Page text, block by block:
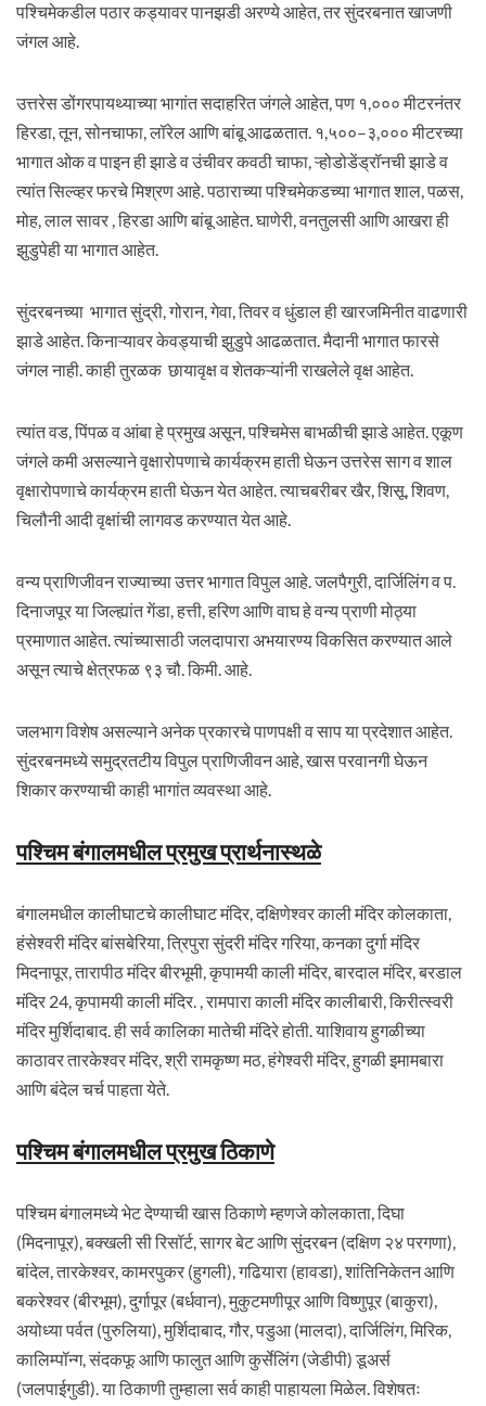
पश्चिमेकडील पठार कड्यावर पानझडी अरण्ये आहेत, तर सुंदरबनात खाजणी
जंगल आहे.
उत्तरेस डोंगरपायथ्याच्या भागांत सदाहरित जंगले आहेत, पण १,००० मीटरनंतर
हिरडा, तून, सोनचाफा, लॉरेल आणि बांबू आढळतात. १,५००–३,००० मीटरच्या
भागात ओक व पाइन ही झाडे व उंचीवर कवठी चाफा, ऱ्‍होडोडेंड्रॉनची झाडे व
त्यांत सिल्व्हर फरचे मिश्रण आहे. पठाराच्या पश्चिमेकडच्या भागात शाल, पळस,
मोह, लाल सावर , हिरडा आणि बांबू आहेत. घाणेरी, वनतुलसी आणि आखरा ही
झुडुपेही या भागात आहेत.
सुंदरबनच्या भागात सुंद्री, गोरान, गेवा, तिवर व धुंडाल ही खारजमिनीत वाढणारी
झाडे आहेत. किनाऱ्‍यावर केवड्याची झुडुपे आढळतात. मैदानी भागात फारसे
जंगल नाही. काही तुरळक छायावृक्ष व शेतकऱ्‍यांनी राखलेले वृक्ष आहेत.
त्यांत वड, पिंपळ व आंबा हे प्रमुख असून, पश्चिमेस बाभळीची झाडे आहेत. एकूण
जंगले कमी असल्याने वृक्षारोपणाचे कार्यक्रम हाती घेऊन उत्तरेस साग व शाल
वृक्षारोपणाचे कार्यक्रम हाती घेऊन येत आहेत. त्याचबरीबर खैर, शिसू, शिवण,
चिलौनी आदी वृक्षांची लागवड करण्यात येत आहे.
वन्य प्राणिजीवन राज्याच्या उत्तर भागात विपुल आहे. जलपैगुरी, दार्जिलिंग व प.
दिनाजपूर या जिल्ह्यांत गेंडा, हत्ती, हरिण आणि वाघ हे वन्य प्राणी मोठ्या
प्रमाणात आहेत. त्यांच्यासाठी जलदापारा अभयारण्य विकसित करण्यात आले
असून त्याचे क्षेत्रफळ ९३ चौ. किमी. आहे.
जलभाग विशेष असल्याने अनेक प्रकारचे पाणपक्षी व साप या प्रदेशात आहेत.
सुंदरबनमध्ये समुद्रतटीय विपुल प्राणिजीवन आहे, खास परवानगी घेऊन
शिकार करण्याची काही भागांत व्यवस्था आहे.
पश्चिम बंगालमधील प्रमुख प्रार्थनास्थळे
बंगालमधील कालीघाटचे कालीघाट मंदिर, दक्षिणेश्वर काली मंदिर कोलकाता,
हंसेश्वरी मंदिर बांसबेरिया, त्रिपुरा सुंदरी मंदिर गरिया, कनका दुर्गा मंदिर
मिदनापूर, तारापीठ मंदिर बीरभूमी, कृपामयी काली मंदिर, बारदाल मंदिर, बरडाल
मंदिर 24, कृपामयी काली मंदिर. , रामपारा काली मंदिर कालीबारी, किरीत्स्वरी
मंदिर मुर्शिदाबाद. ही सर्व कालिका मातेची मंदिरे होती. याशिवाय हुगळीच्या
काठावर तारकेश्वर मंदिर, श्री रामकृष्ण मठ, हंगेश्वरी मंदिर, हुगळी इमामबारा
आणि बंदेल चर्च पाहता येते.
पश्चिम बंगालमधील प्रमुख ठिकाणे
पश्चिम बंगालमध्ये भेट देण्याची खास ठिकाणे म्हणजे कोलकाता, दिघा
(मिदनापूर), बक्खली सी रिसॉर्ट, सागर बेट आणि सुंदरबन (दक्षिण २४ परगणा),
बांदेल, तारकेश्वर, कामरपुकर (हुगली), गढियारा (हावडा), शांतिनिकेतन आणि
बकरेश्वर (बीरभूम), दुर्गापूर (बर्धवान), मुकुटमणीपूर आणि विष्णुपूर (बाकुरा),
अयोध्या पर्वत (पुरुलिया), मुर्शिदाबाद, गौर, पडुआ (मालदा), दार्जिलिंग, मिरिक,
कालिम्पॉन्ग, संदकफू आणि फालुत आणि कुर्सेलिंग (जेडीपी) डूअर्स
(जलपाईगुडी). या ठिकाणी तुम्हाला सर्व काही पाहायला मिळेल. विशेषतः